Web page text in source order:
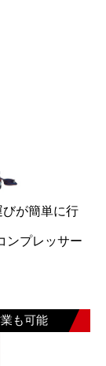
が簡単に行
ンプレッサー
も可能